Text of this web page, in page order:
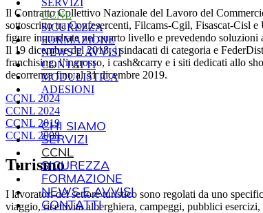
SERVIZI
CCNL
SICUREZZA
FORMAZIONE
NEWS E AVVISI
CONTATTI
MODULISTICA
ADESIONI
CHI SIAMO
SERVIZI
CCNL
SICUREZZA
FORMAZIONE
NEWS E AVVISI
CONTATTI
Il Contratto Collettivo Nazionale del Lavoro del
sottoscritto tra Confesercenti, Filcams-Cgil, Fisascat-Cisl
figure inquadrate nel quarto livello e prevedendo
Il 19 dicembre del 2018, i sindacati di categoria e
franchising, l’ingrosso, i cash&carry e i siti dedicati allo
decorrenza fino al 31 dicembre 2019.
CCNL 2024
CCNL 2024
CCNL 2019
CCNL 2008
Turismo
I lavoratori del settore turistico sono regolati da uno
viaggio, ricettività alberghiera, campeggi, pubblici